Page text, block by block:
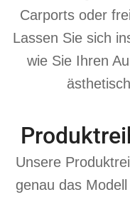
Carports oder
Lassen Sie sich
wie Sie Ihren
Unsere
genau das